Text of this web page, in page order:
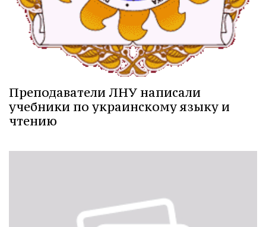
Преподаватели ЛНУ написали
учебники по украинскому языку и
чтению